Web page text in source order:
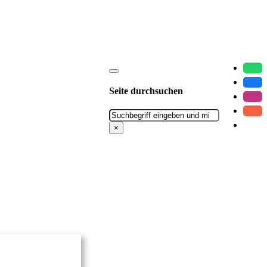
Seite durchsuchen
Suchen
×